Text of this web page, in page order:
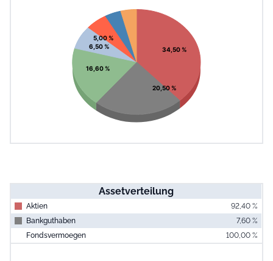
Pie chart with 7 slices.
View as data table, Chart
34,50 %
20,50 %
16,60 %
6,50 %
5,00 %
Assetverteilung
Aktien
92,40 %
Bankguthaben
7,60 %
Fondsvermoegen
100,00 %